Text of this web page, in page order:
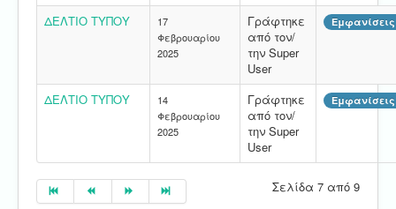
ΔΕΛΤΙΟ ΤΥΠΟΥ
17
Φεβρουαρίου
2025
Γράφτηκε
από τον/
την Super
User
ΔΕΛΤΙΟ ΤΥΠΟΥ
14
Φεβρουαρίου
2025
Γράφτηκε
από τον/
την Super
User
Σελίδα 7 από 9